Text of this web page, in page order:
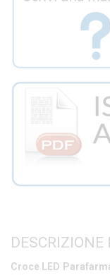
DESCRIZIONE
Croce LED